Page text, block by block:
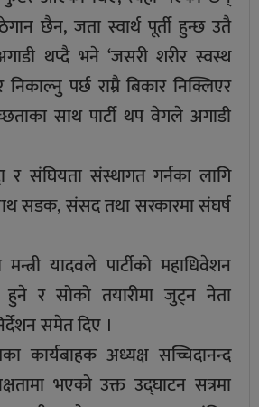
छैन, जता स्वार्थ पूर्ती हुन्छ उतै
थप्दै भने ‘जसरी शरीर स्वस्थ
निकाल्नु पर्छ राम्रै बिकार निक्लिएर
साथ पार्टी थप वेगले अगाडी
संघियता संस्थागत गर्नका लागि
सडक, संसद तथा सरकारमा संघर्ष
यादवले पार्टीको महाधिवेशन
र सोको तयारीमा जुट्न नेता
समेत दिए ।
कार्यबाहक अध्यक्ष सच्चिदानन्द
भएको उक्त उद्घाटन सत्रमा